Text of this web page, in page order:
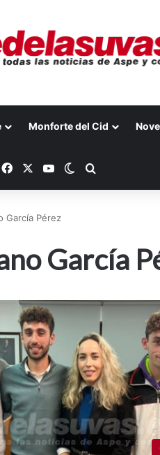
Monforte del Cid
FacebookYouTubeSwitch skin
García Pérez
García